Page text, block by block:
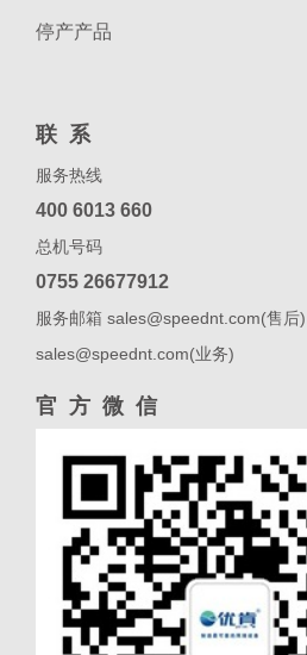
停产产品
联系
服务热线
400 6013 660
总机号码
0755 26677912
服务邮箱 sales@speednt.com(售后)
sales@speednt.com(业务)
官方微信